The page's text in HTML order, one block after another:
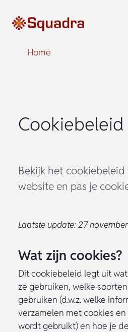
Home
Cookiebeleid
Bekijk het
website en pas je
Laatste update: 27
Wat zijn cookies?
Dit cookiebeleid legt uit
ze gebruiken, welke
gebruiken (d.w.z. welke
verzamelen met cookies
wordt gebruikt) en hoe je